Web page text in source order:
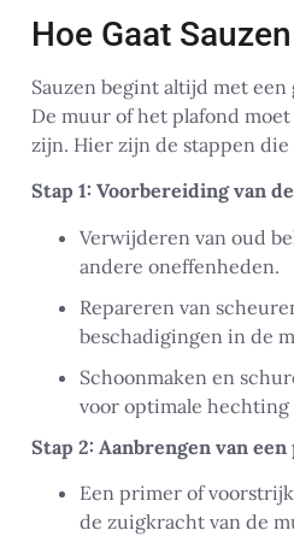
Hoe Gaat
Sauzen begint altijd met
De muur of het plafond
zijn. Hier zijn de stappen die
Stap 1: Voorbereiding van
Verwijderen van oud
andere oneffenheden.
Repareren van
beschadigingen in de
Schoonmaken en
voor optimale hechting
Stap 2: Aanbrengen van
Een primer of
de zuigkracht van de